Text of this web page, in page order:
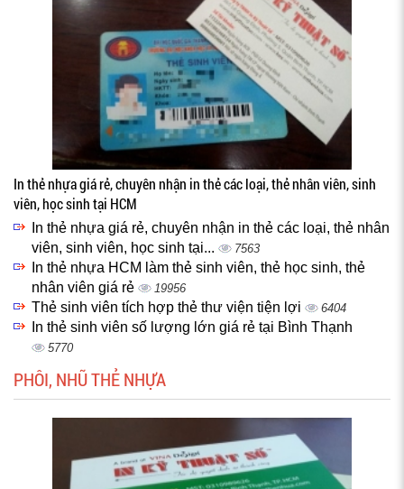
In thẻ nhựa giá rẻ, chuyên nhận in thẻ các loại, thẻ nhân viên, sinh
viên, học sinh tại HCM
In thẻ nhựa giá rẻ, chuyên nhận in thẻ các loại, thẻ nhân
viên, sinh viên, học sinh tại...
7563
In thẻ nhựa HCM làm thẻ sinh viên, thẻ học sinh, thẻ
nhân viên giá rẻ
19956
Thẻ sinh viên tích hợp thẻ thư viện tiện lợi 6404
In thẻ sinh viên số lượng lớn giá rẻ tại Bình Thạnh
5770
PHÔI, NHŨ THẺ NHỰA